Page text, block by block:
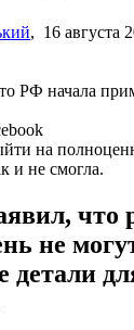
, 16 августа
на
и не смогла.
что
не
детали